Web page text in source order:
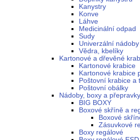
Kanystry
Konve
Láhve
Medicinální odpad
Sudy
Univerzální nádoby
Vědra, kbelíky
Kartonové a dřevěné
Kartonové krabice
Kartonové krabice
Poštovní krabice a
Poštovní obálky
Nádoby, boxy a přepravky
BIG BOXY
Boxové skříně a
Boxové
Zásuvkové
Boxy regálové